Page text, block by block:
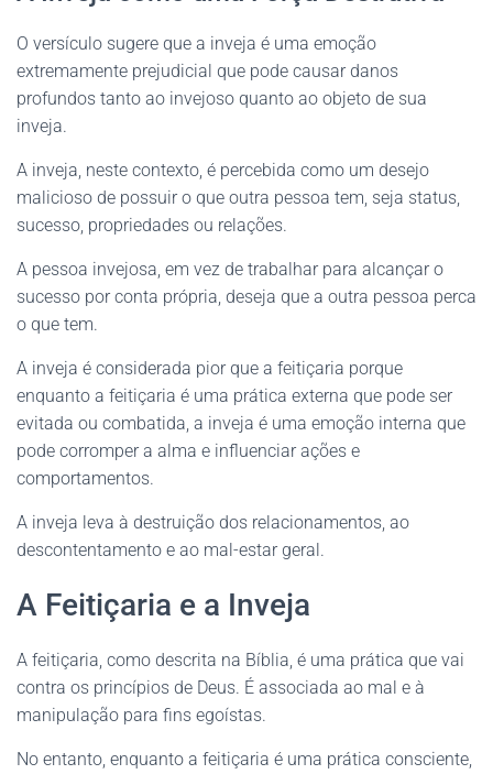
O versículo sugere que a inveja é uma emoção
extremamente prejudicial que pode causar danos
profundos tanto ao invejoso quanto ao objeto de sua
inveja.
A inveja, neste contexto, é percebida como um desejo
malicioso de possuir o que outra pessoa tem, seja status,
sucesso, propriedades ou relações.
A pessoa invejosa, em vez de trabalhar para alcançar o
sucesso por conta própria, deseja que a outra pessoa perca
o que tem.
A inveja é considerada pior que a feitiçaria porque
enquanto a feitiçaria é uma prática externa que pode ser
evitada ou combatida, a inveja é uma emoção interna que
pode corromper a alma e influenciar ações e
comportamentos.
A inveja leva à destruição dos relacionamentos, ao
descontentamento e ao mal-estar geral.
A Feitiçaria e a Inveja
A feitiçaria, como descrita na Bíblia, é uma prática que vai
contra os princípios de Deus. É associada ao mal e à
manipulação para fins egoístas.
No entanto, enquanto a feitiçaria é uma prática consciente,